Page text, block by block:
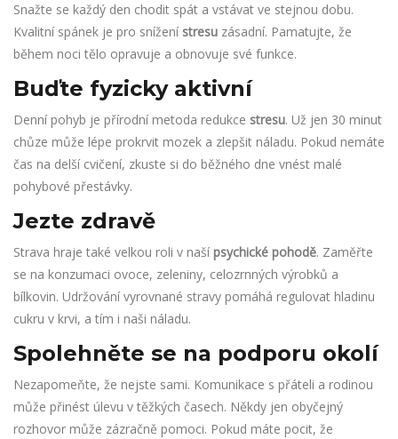
Snažte se každý den chodit spát a vstávat ve stejnou dobu.
Kvalitní spánek je pro snížení stresu zásadní. Pamatujte, že
během noci tělo opravuje a obnovuje své funkce.
Buďte fyzicky aktivní
Denní pohyb je přírodní metoda redukce stresu. Už jen 30 minut
chůze může lépe prokrvit mozek a zlepšit náladu. Pokud nemáte
čas na delší cvičení, zkuste si do běžného dne vnést malé
pohybové přestávky.
Jezte zdravě
Strava hraje také velkou roli v naší psychické pohodě. Zaměřte
se na konzumaci ovoce, zeleniny, celozrnných výrobků a
bílkovin. Udržování vyrovnané stravy pomáhá regulovat hladinu
cukru v krvi, a tím i naši náladu.
Spolehněte se na podporu okolí
Nezapomeňte, že nejste sami. Komunikace s přáteli a rodinou
může přinést úlevu v těžkých časech. Někdy jen obyčejný
rozhovor může zázračně pomoci. Pokud máte pocit, že